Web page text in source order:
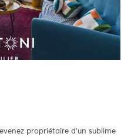
propriétaire d'un sublime